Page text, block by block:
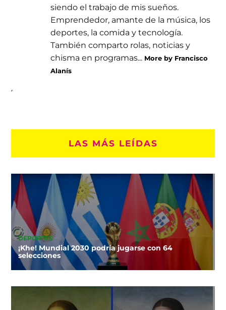
siendo el trabajo de mis sueños.
Emprendedor, amante de la música, los
deportes, la comida y tecnología.
También comparto rolas, noticias y
chisma en programas... More by Francisco
Alanís
LAS MÁS LEÍDAS
DEPORTES
¡Khe! Mundial 2030 podría jugarse con 64
selecciones